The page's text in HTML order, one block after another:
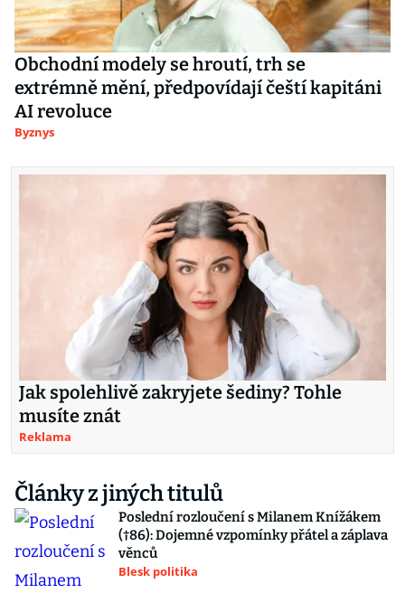
Obchodní modely se hroutí, trh se
extrémně mění, předpovídají čeští kapitáni
AI revoluce
Byznys
Jak spolehlivě zakryjete šediny? Tohle
musíte znát
Reklama
Články z jiných titulů
Poslední rozloučení s Milanem Knížákem
(†86): Dojemné vzpomínky přátel a záplava
věnců
Blesk politika